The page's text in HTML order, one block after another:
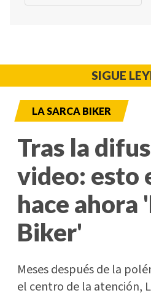
SIGUE
LA SARCA BIKER
Tras la
video: esto
hace ahora
Biker'
Meses después de la
el centro de la atención,